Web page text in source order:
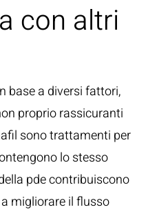
con altri
base a diversi fattori,
proprio rassicuranti
sono trattamenti per
lo stesso
pde contribuiscono
migliorare il flusso